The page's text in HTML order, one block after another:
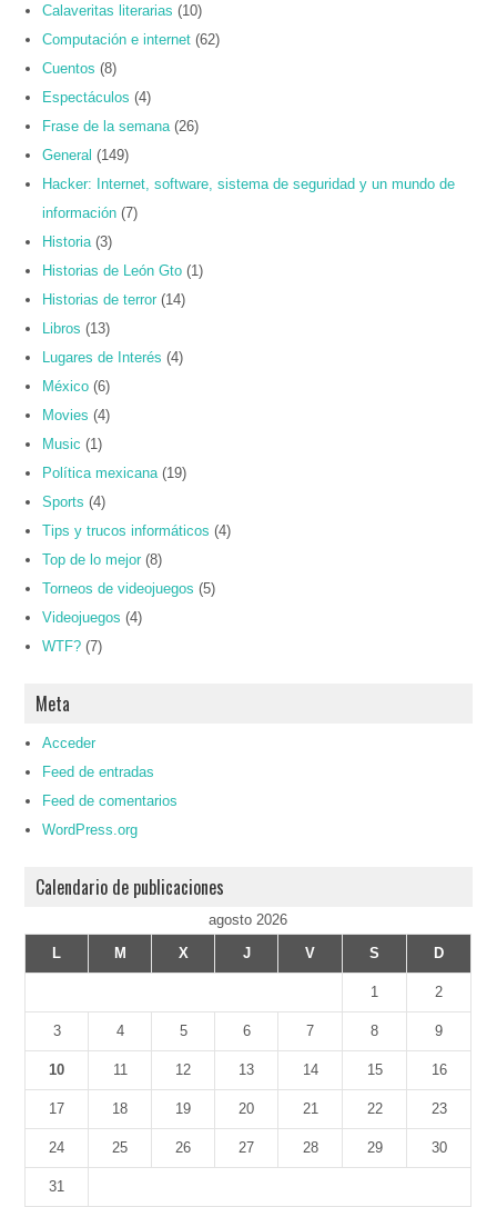
Calaveritas literarias (10)
Computación e internet (62)
Cuentos (8)
Espectáculos (4)
Frase de la semana (26)
General (149)
Hacker: Internet, software, sistema de seguridad y un mundo de
información (7)
Historia (3)
Historias de León Gto (1)
Historias de terror (14)
Libros (13)
Lugares de Interés (4)
México (6)
Movies (4)
Music (1)
Política mexicana (19)
Sports (4)
Tips y trucos informáticos (4)
Top de lo mejor (8)
Torneos de videojuegos (5)
Videojuegos (4)
WTF? (7)
Meta
Acceder
Feed de entradas
Feed de comentarios
WordPress.org
Calendario de publicaciones
agosto 2026
L
M X J V S D
1 2
3 4 5 6 7 8 9
10 11 12 13 14 15 16
17 18 19 20 21 22 23
24 25 26 27 28 29 30
31